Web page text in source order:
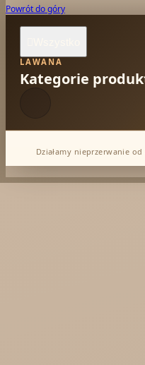
Powrót do góry
LAWANA
Kategorie
*** Dostawa Indie
Działamy nieprzerwanie